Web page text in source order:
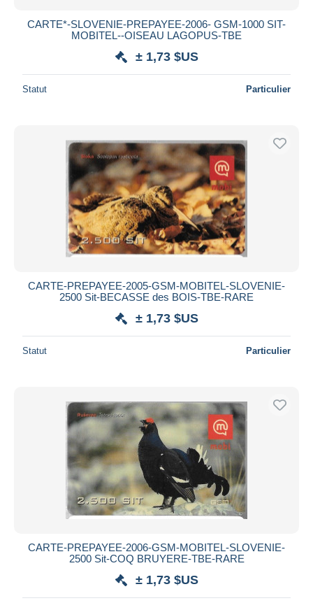
CARTE*-SLOVENIE-PREPAYEE-2006- GSM-1000 SIT-
MOBITEL--OISEAU LAGOPUS-TBE
± 1,73 $US
Statut Particulier
CARTE-PREPAYEE-2005-GSM-MOBITEL-SLOVENIE-
2500 Sit-BECASSE des BOIS-TBE-RARE
± 1,73 $US
Statut Particulier
CARTE-PREPAYEE-2006-GSM-MOBITEL-SLOVENIE-
2500 Sit-COQ BRUYERE-TBE-RARE
± 1,73 $US